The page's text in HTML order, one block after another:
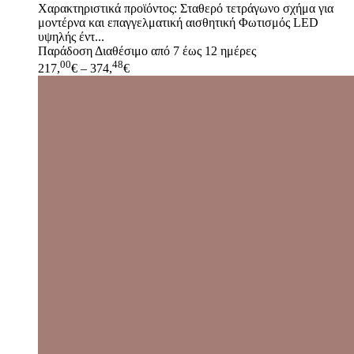
Χαρακτηριστικά προϊόντος: Σταθερό τετράγωνο σχήμα για
μοντέρνα και επαγγελματική αισθητική Φωτισμός LED
υψηλής έντ...
Παράδοση Διαθέσιμο από 7 έως 12 ημέρες
217,00€ – 374,48€